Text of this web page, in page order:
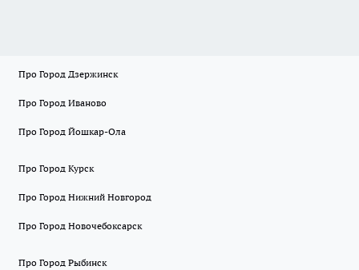
Про Город Дзержинск
Про Город Иваново
Про Город Йошкар-Ола
Про Город Курск
Про Город Нижний Новгород
Про Город Новочебоксарск
Про Город Рыбинск